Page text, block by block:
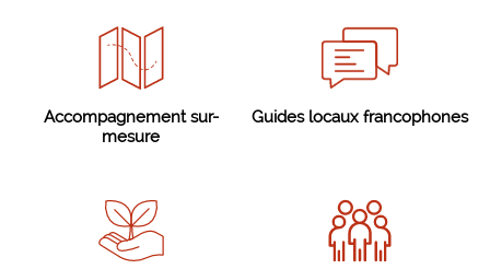
Accompagnement sur-
mesure
Guides locaux francophones